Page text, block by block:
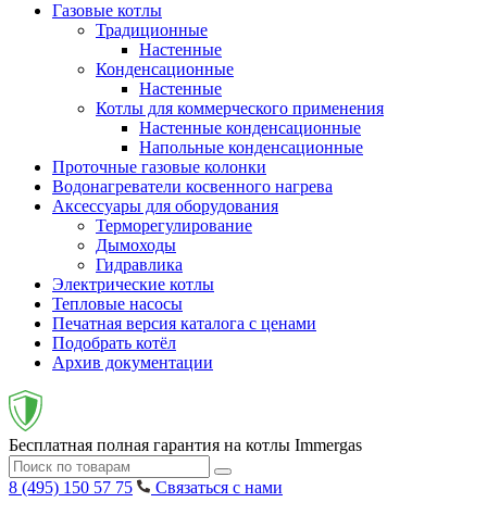
Газовые котлы
Традиционные
Настенные
Конденсационные
Настенные
Котлы для коммерческого применения
Настенные конденсационные
Напольные конденсационные
Проточные газовые колонки
Водонагреватели косвенного нагрева
Аксессуары для оборудования
Терморегулирование
Дымоходы
Гидравлика
Электрические котлы
Тепловые насосы
Печатная версия каталога с ценами
Подобрать котёл
Архив документации
Бесплатная полная гарантия на котлы Immergas
8 (495) 150 57 75
Связаться с нами